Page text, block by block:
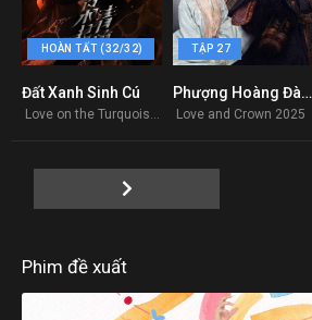
HOÀN TẤT (32/32)
Đất Xanh Sinh Cú
TẬP 27
0Phượng Hoàng Đài Thượng
Love and Crown 2025
Phim đề xuất